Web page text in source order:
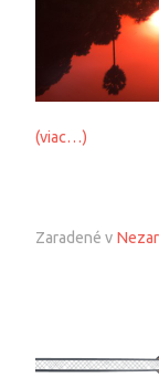
(viac…)
Zaradené v